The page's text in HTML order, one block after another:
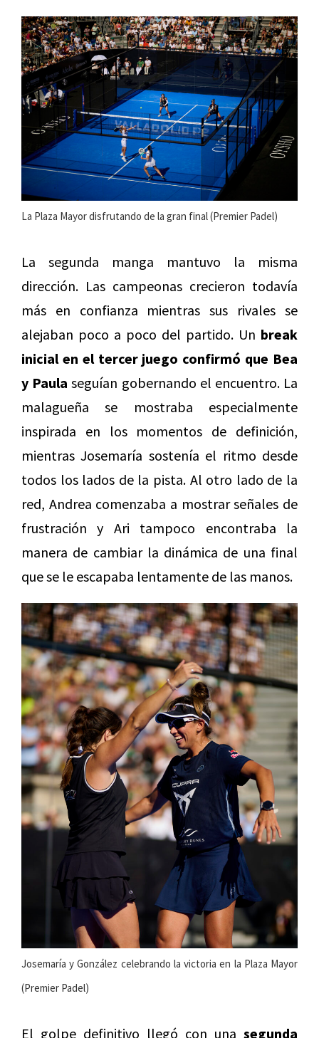
La Plaza Mayor disfrutando de la gran final (Premier Padel)
La segunda manga mantuvo la misma
dirección. Las campeonas crecieron todavía
más en confianza mientras sus rivales se
alejaban poco a poco del partido. Un break
inicial en el tercer juego confirmó que Bea
y Paula seguían gobernando el encuentro. La
malagueña se mostraba especialmente
inspirada en los momentos de definición,
mientras Josemaría sostenía el ritmo desde
todos los lados de la pista. Al otro lado de la
red, Andrea comenzaba a mostrar señales de
frustración y Ari tampoco encontraba la
manera de cambiar la dinámica de una final
que se le escapaba lentamente de las manos.
Josemaría y González celebrando la victoria en la Plaza Mayor
(Premier Padel)
El golpe definitivo llegó con una segunda